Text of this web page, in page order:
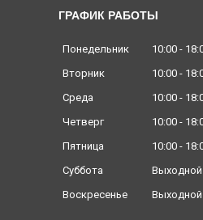
ГРАФИК РАБОТЫ
Понедельник 10:00
Вторник
10:00
Среда
10:00
Четверг
10:00
Пятница
10:00
Суббота
Выходной
Воскресенье
Выходной